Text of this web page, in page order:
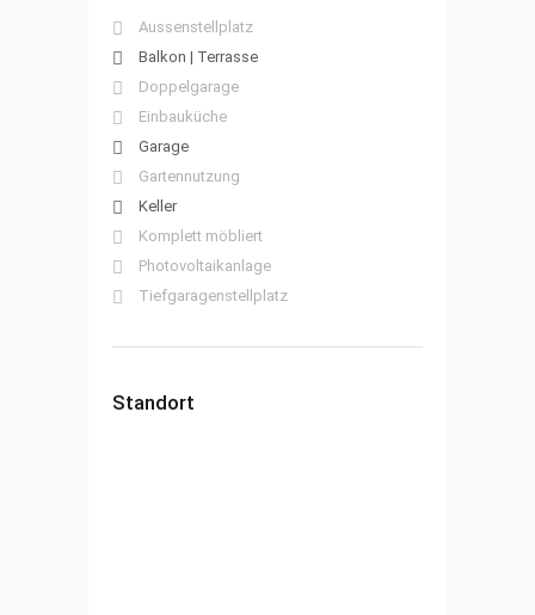
Aussenstellplatz
Balkon | Terrasse
Doppelgarage
Einbauküche
Garage
Gartennutzung
Keller
Komplett möbliert
Photovoltaikanlage
Tiefgaragenstellplatz
Standort